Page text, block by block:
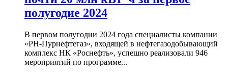
полугодие 2024
В первом полугодии 2024 года специалисты компании
«РН-Пурнефтегаз», входящей в нефтегазодобывающий
комплекс НК «Роснефть», успешно реализовали 946
мероприятий по программе...